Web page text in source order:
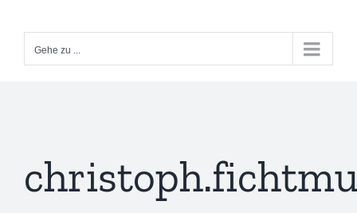
Inhalt
springenGehe zu ...